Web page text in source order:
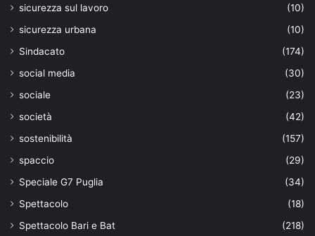
sicurezza sul lavoro
(10)
sicurezza urbana
(10)
Sindacato
(174)
social media
(30)
sociale
(23)
società
(42)
sostenibilità
(157)
spaccio
(29)
Speciale G7 Puglia
(34)
Spettacolo
(18)
Spettacolo Bari e Bat
(218)